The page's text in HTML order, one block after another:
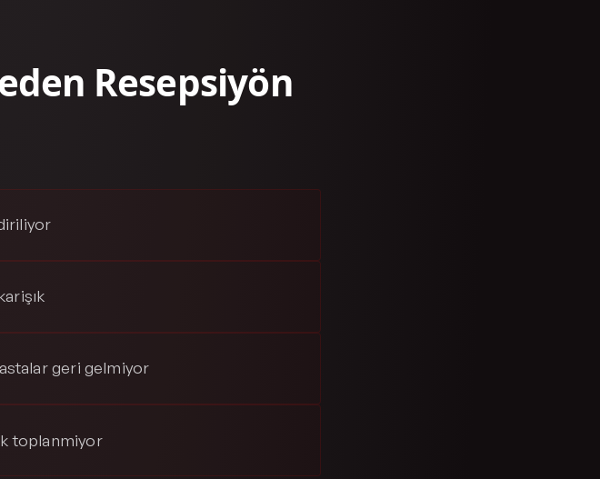
Resepsiyön
geri gelmiyor
toplanmiyor